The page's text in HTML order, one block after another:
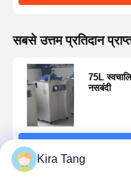
सबसे उत्तम प्रतिदान
75L
नसबंदी
Kira Tang